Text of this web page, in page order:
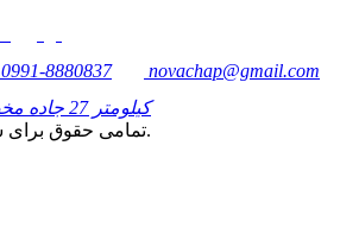
0991-8880837
novachap@gmail.com
کیلومتر 27 جاده مخصوص تهران – کرج
تمامی حقوق برای سایت نووا محفوظ است.